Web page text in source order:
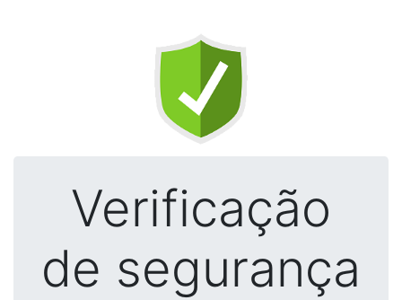
Verificação
de segurança